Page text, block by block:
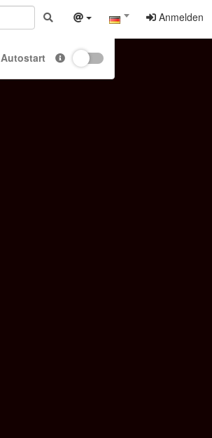
Anmelden
Autostart